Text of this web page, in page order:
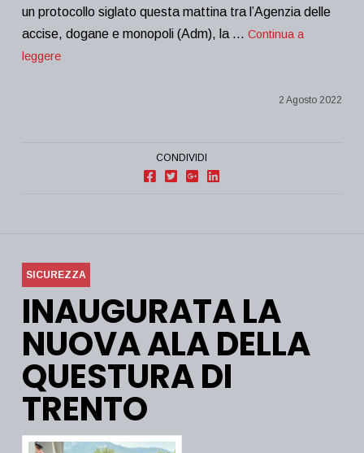
un protocollo siglato questa mattina tra l’Agenzia delle
accise, dogane e monopoli (Adm), la … Continua a
leggere
2 Agosto 2022
CONDIVIDI
SICUREZZA
INAUGURATA LA
NUOVA ALA DELLA
QUESTURA DI
TRENTO